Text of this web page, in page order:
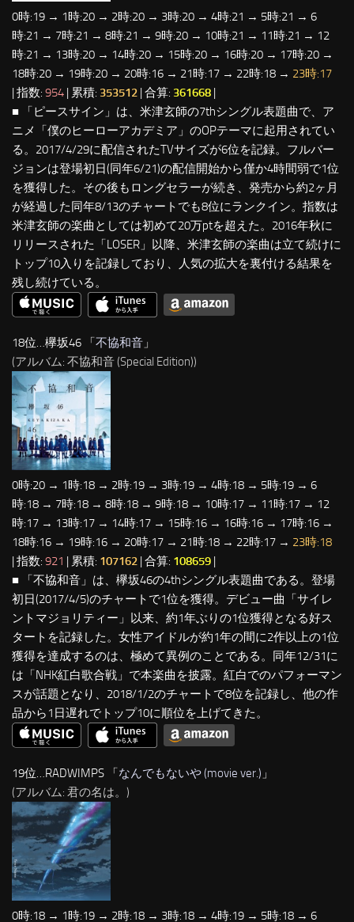
0時:19 → 1時:20 → 2時:20 → 3時:20 → 4時:21 → 5時:21 → 6
時:21 → 7時:21 → 8時:21 → 9時:20 → 10時:21 → 11時:21 → 12
時:21 → 13時:20 → 14時:20 → 15時:20 → 16時:20 → 17時:20 →
18時:20 → 19時:20 → 20時:16 → 21時:17 → 22時:18 → 23時:17
| 指数: 954 | 累積: 353512 | 合算: 361668 |
■ 「ピースサイン」は、米津玄師の7thシングル表題曲で、ア
ニメ「僕のヒーローアカデミア」のOPテーマに起用されてい
る。2017/4/29に配信されたTVサイズが6位を記録。フルバー
ジョンは登場初日(同年6/21)の配信開始から僅か4時間弱で1位
を獲得した。その後もロングセラーが続き、発売から約2ヶ月
が経過した同年8/13のチャートでも8位にランクイン。指数は
米津玄師の楽曲としては初めて20万ptを超えた。2016年秋に
リリースされた「LOSER」以降、米津玄師の楽曲は立て続けに
トップ10入りを記録しており、人気の拡大を裏付ける結果を
残し続けている。
18位…欅坂46 「不協和音 」
(アルバム: 不協和音 (Special Edition))
0時:20 → 1時:18 → 2時:19 → 3時:19 → 4時:18 → 5時:19 → 6
時:18 → 7時:18 → 8時:18 → 9時:18 → 10時:17 → 11時:17 → 12
時:17 → 13時:17 → 14時:17 → 15時:16 → 16時:16 → 17時:16 →
18時:16 → 19時:16 → 20時:17 → 21時:18 → 22時:17 → 23時:18
| 指数: 921 | 累積: 107162 | 合算: 108659 |
■ 「不協和音」は、欅坂46の4thシングル表題曲である。登場
初日(2017/4/5)のチャートで1位を獲得。デビュー曲「サイレ
ントマジョリティー」以来、約1年ぶりの1位獲得となる好ス
タートを記録した。女性アイドルが約1年の間に2作以上の1位
獲得を達成するのは、極めて異例のことである。同年12/31に
は「NHK紅白歌合戦」で本楽曲を披露。紅白でのパフォーマン
スが話題となり、2018/1/2のチャートで8位を記録し、他の作
品から1日遅れでトップ10に順位を上げてきた。
19位…RADWIMPS 「なんでもないや (movie ver.) 」
(アルバム: 君の名は。)
0時:18 → 1時:19 → 2時:18 → 3時:18 → 4時:19 → 5時:18 → 6